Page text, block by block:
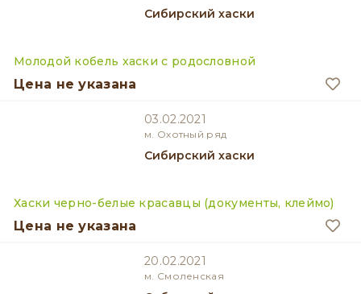
Сибирский хаски
Молодой кобель хаски с родословной
Цена не указана
03.02.2021
м. Охотный ряд
Сибирский хаски
Хаски черно-белые красавцы (документы, клеймо)
Цена не указана
20.02.2021
м. Смоленская